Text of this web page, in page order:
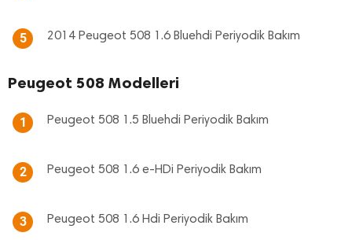
5 2014 Peugeot 508 1.6 Bluehdi Periyodik Bakım
Peugeot 508 Modelleri
1 Peugeot 508 1.5 Bluehdi Periyodik Bakım
2 Peugeot 508 1.6 e-HDi Periyodik Bakım
3 Peugeot 508 1.6 Hdi Periyodik Bakım